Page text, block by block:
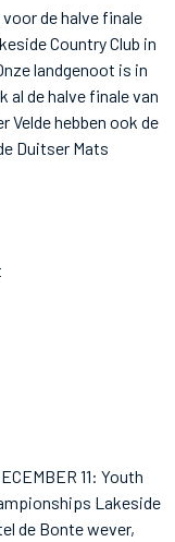
de halve finale
Country Club in
landgenoot is in
al de halve finale van
Velde hebben ook de
Duitser Mats